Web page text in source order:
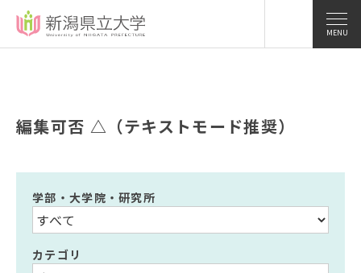
MENU
編集可否 △（テキストモード推奨）
学部・大学院・研究所
カテゴリ